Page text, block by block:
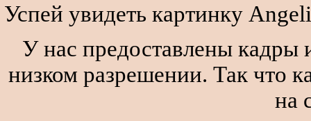
Успей увидеть картинку
У нас предоставлены кадры
низком разрешении. Так что
на